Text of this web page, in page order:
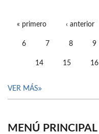
« primero ‹ anterior
6 7 8 9
14 15 16
VER MÁS
MENÚ PRINCIPAL